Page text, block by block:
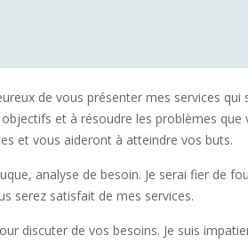
de vous présenter mes services qui
et à résoudre les problèmes que
et vous aideront à atteindre vos buts.
analyse de besoin. Je serai fier de
serez satisfait de mes services.
discuter de vos besoins. Je suis